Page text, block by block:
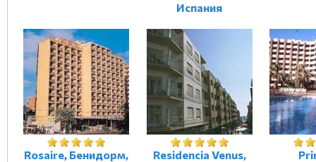
Испания
Rosaire, Бенидорм,
Residencia Venus,